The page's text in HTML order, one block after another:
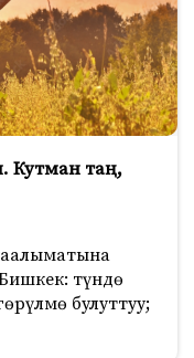
Кутман таң,
түндө
булуттуу;